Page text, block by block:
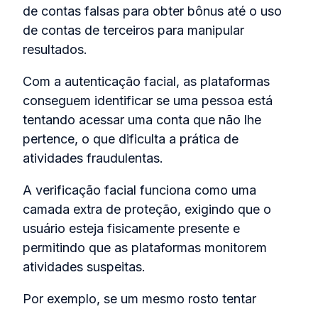
de contas falsas para obter bônus até o uso
de contas de terceiros para manipular
resultados.
Com a autenticação facial, as plataformas
conseguem identificar se uma pessoa está
tentando acessar uma conta que não lhe
pertence, o que dificulta a prática de
atividades fraudulentas.
A verificação facial funciona como uma
camada extra de proteção, exigindo que o
usuário esteja fisicamente presente e
permitindo que as plataformas monitorem
atividades suspeitas.
Por exemplo, se um mesmo rosto tentar